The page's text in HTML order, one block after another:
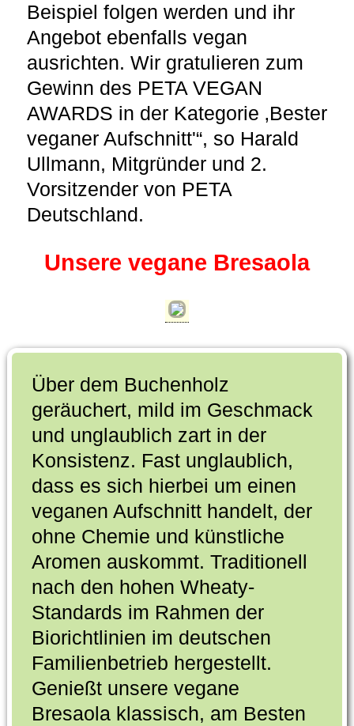
Beispiel folgen werden und ihr
Angebot ebenfalls vegan
ausrichten. Wir gratulieren zum
Gewinn des PETA VEGAN
AWARDS in der Kategorie ‚Bester
veganer Aufschnitt'“, so Harald
Ullmann, Mitgründer und 2.
Vorsitzender von PETA
Deutschland.
Unsere vegane Bresaola
Über dem Buchenholz
geräuchert, mild im Geschmack
und unglaublich zart in der
Konsistenz. Fast unglaublich,
dass es sich hierbei um einen
veganen Aufschnitt handelt, der
ohne Chemie und künstliche
Aromen auskommt. Traditionell
nach den hohen Wheaty-
Standards im Rahmen der
Biorichtlinien im deutschen
Familienbetrieb hergestellt.
Genießt unsere vegane
Bresaola klassisch, am Besten